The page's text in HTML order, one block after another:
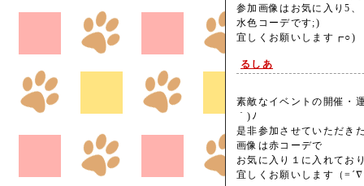
参加画像はお気に入り5、
水色コーデです;)
宜しくお願いします
るしあ
素敵なイベントの開催・
｀)ﾉ
是非参加させていただき
画像は赤コーデで
お気に入り１に入れてお
宜しくお願いします（